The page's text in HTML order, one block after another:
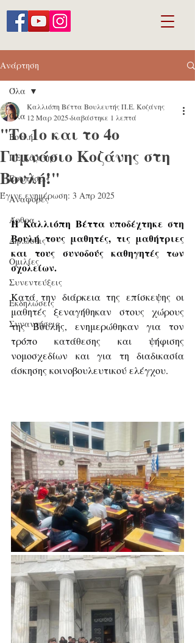
Ανάρτηση
Όλα
Βουλή
ΠΕ Κοζάνης
Ερωτήσεις
Αναφορές
Άρθρα
Δηλώσεις
Ομιλίες
Συνεντεύξεις
Εκδηλώσεις
Συναντήσεις
Όλα
"Το 1ο και το 4ο
Γυμνάσιο Κοζάνης στη
Βουλή!"
Καλλιόπη Βέττα Βουλευτής Π.Ε. Κοζάνης
12 Μαρ 2025διαβάστηκε 1 λεπτά
Έγινε ενημέρωση: 3 Απρ 2025
Η Καλλιόπη Βέττα υποδέχτηκε στη
Βουλή τους μαθητές, τις μαθήτριες
και τους συνοδούς καθηγητές των
σχολείων.
Κατά την διάρκεια της επίσκεψης οι
μαθητές ξεναγήθηκαν στους χώρους
της Βουλής, ενημερώθηκαν για τον
τρόπο κατάθεσης και ψήφισης
νομοσχεδίων και για τη διαδικασία
άσκησης κοινοβουλευτικού ελέγχου.